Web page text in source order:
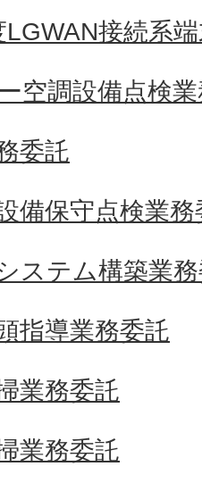
接続系
空調設備点検
委託
備保守点検業務
ステム構築業
指導業務委託
業務委託
業務委託